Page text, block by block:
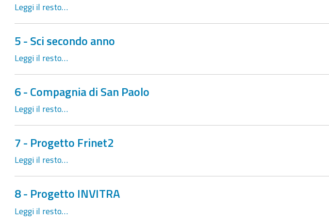
Leggi il resto…
5 - Sci secondo anno
Leggi il resto…
6 - Compagnia di San Paolo
Leggi il resto…
7 - Progetto Frinet2
Leggi il resto…
8 - Progetto INVITRA
Leggi il resto…